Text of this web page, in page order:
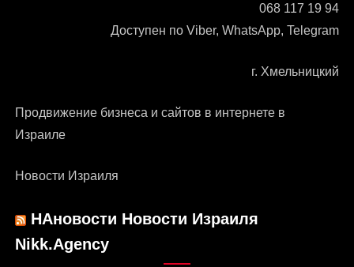
068 117 19 94
Доступен по Viber, WhatsApp, Telegram
г. Хмельницкий
Продвижение бизнеса и сайтов в интернете в
Израиле
Новости Израиля
НАновости Новости Израиля
Nikk.Agency